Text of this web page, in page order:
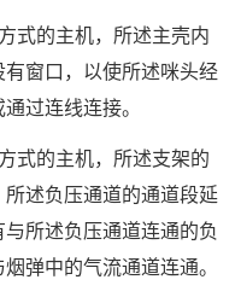
式的主机，所述主壳内
窗口，以使所述咪头经
过连线连接。
式的主机，所述支架的
所述负压通道的通道段延
所述负压通道连通的负
弹中的气流通道连通。